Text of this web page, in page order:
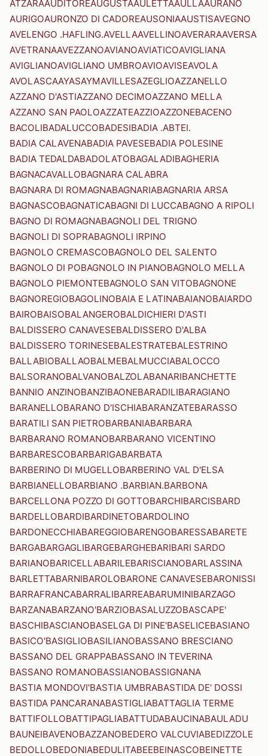
ATZARAAUDITOREAUGUSTAAULETTAAULLAAURANO
AURIGOAURONZO DI CADOREAUSONIAAUSTISAVEGNO
AVELENGO .HAFLING.AVELLAAVELLINOAVERARAAVERSA
AVETRANAAVEZZANOAVIANOAVIATICOAVIGLIANA
AVIGLIANOAVIGLIANO UMBROAVIOAVISEAVOLA
AVOLASCAAYASAYMAVILLESAZEGLIOAZZANELLO
AZZANO D'ASTIAZZANO DECIMOAZZANO MELLA
AZZANO SAN PAOLOAZZATEAZZIOAZZONEBACENO
BACOLIBADALUCCOBADESIBADIA .ABTEI.
BADIA CALAVENABADIA PAVESEBADIA POLESINE
BADIA TEDALDABADOLATOBAGALADIBAGHERIA
BAGNACAVALLOBAGNARA CALABRA
BAGNARA DI ROMAGNABAGNARIABAGNARIA ARSA
BAGNASCOBAGNATICABAGNI DI LUCCABAGNO A RIPOLI
BAGNO DI ROMAGNABAGNOLI DEL TRIGNO
BAGNOLI DI SOPRABAGNOLI IRPINO
BAGNOLO CREMASCOBAGNOLO DEL SALENTO
BAGNOLO DI POBAGNOLO IN PIANOBAGNOLO MELLA
BAGNOLO PIEMONTEBAGNOLO SAN VITOBAGNONE
BAGNOREGIOBAGOLINOBAIA E LATINABAIANOBAIARDO
BAIROBAISOBALANGEROBALDICHIERI D'ASTI
BALDISSERO CANAVESEBALDISSERO D'ALBA
BALDISSERO TORINESEBALESTRATEBALESTRINO
BALLABIOBALLAOBALMEBALMUCCIABALOCCO
BALSORANOBALVANOBALZOLABANARIBANCHETTE
BANNIO ANZINOBANZIBAONEBARADILIBARAGIANO
BARANELLOBARANO D'ISCHIABARANZATEBARASSO
BARATILI SAN PIETROBARBANIABARBARA
BARBARANO ROMANOBARBARANO VICENTINO
BARBARESCOBARBARIGABARBATA
BARBERINO DI MUGELLOBARBERINO VAL D'ELSA
BARBIANELLOBARBIANO .BARBIAN.BARBONA
BARCELLONA POZZO DI GOTTOBARCHIBARCISBARD
BARDELLOBARDIBARDINETOBARDOLINO
BARDONECCHIABAREGGIOBARENGOBARESSABARETE
BARGABARGAGLIBARGEBARGHEBARIBARI SARDO
BARIANOBARICELLABARILEBARISCIANOBARLASSINA
BARLETTABARNIBAROLOBARONE CANAVESEBARONISSI
BARRAFRANCABARRALIBARREABARUMINIBARZAGO
BARZANABARZANO'BARZIOBASALUZZOBASCAPE'
BASCHIBASCIANOBASELGA DI PINE'BASELICEBASIANO
BASICO'BASIGLIOBASILIANOBASSANO BRESCIANO
BASSANO DEL GRAPPABASSANO IN TEVERINA
BASSANO ROMANOBASSIANOBASSIGNANA
BASTIA MONDOVI'BASTIA UMBRABASTIDA DE' DOSSI
BASTIDA PANCARANABASTIGLIABATTAGLIA TERME
BATTIFOLLOBATTIPAGLIABATTUDABAUCINABAULADU
BAUNEIBAVENOBAZZANOBEDERO VALCUVIABEDIZZOLE
BEDOLLOBEDONIABEDULITABEEBEINASCOBEINETTE